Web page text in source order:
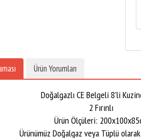
Ürün Yorumları
Doğalgazlı CE Belgeli 8'li
2 Fırınlı
Ürün Ölçüleri:
Ürünümüz Doğalgaz veya Tüplü